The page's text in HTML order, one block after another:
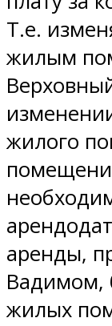
Т.е.
жилым
жилого
аренды,
Вадимом,
жилых